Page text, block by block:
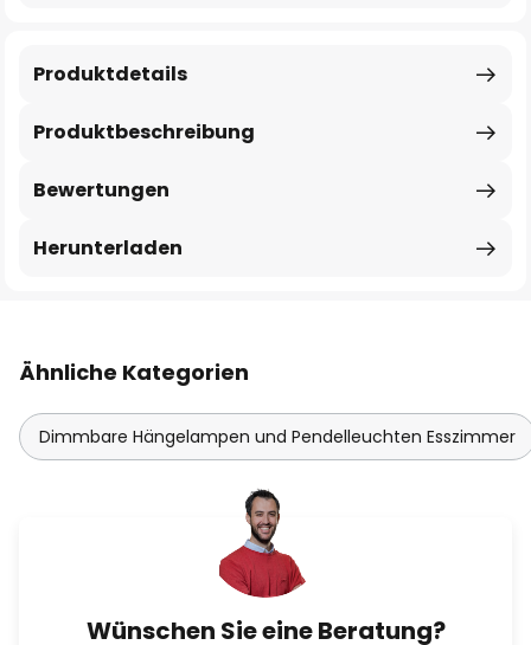
Produktbeschreibung
Produktdetails
Bewertungen
Herunterladen
Ähnliche Kategorien
Dimmbare Hängelampen und Pendelleuchten Esszimmer
Wünschen Sie eine Beratung?